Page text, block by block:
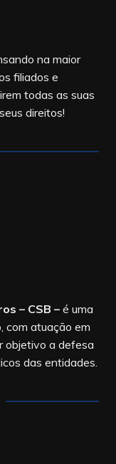
na maior
filiados e
todas as suas
direitos!
– CSB –é uma
com atuação em
objetivo a defesa
das entidades.